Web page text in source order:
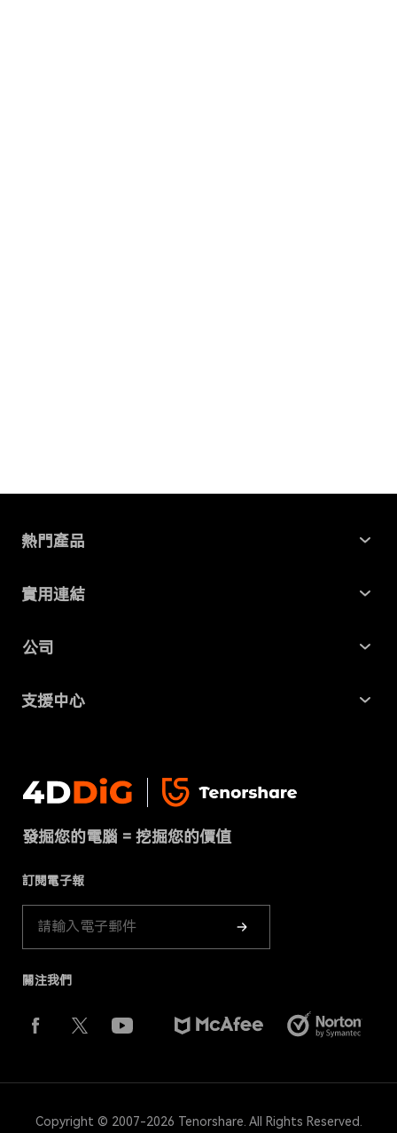
熱門產品
Windows 資料救援
AI File Repair
Partition Manager
實用連結
最新資訊
USB 隨身碟資料救援
免費線上檔案修復
公司
關於我們
條款 & 條件
Cookies政策（已更新）
支援中心
聯絡我們
發掘您的電腦 = 挖掘您的價值
訂閱電子報
關注我們
Copyright © 2007-2026 Tenorshare. All Rights Reserved.